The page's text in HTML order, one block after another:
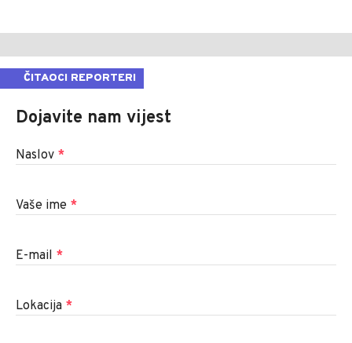
ČITAOCI REPORTERI
Dojavite nam vijest
Naslov *
Vaše ime *
E-mail *
Lokacija *